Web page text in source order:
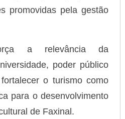
promovidas pela gestão
a relevância da
poder público
o turismo como
para o desenvolvimento
de Faxinal.